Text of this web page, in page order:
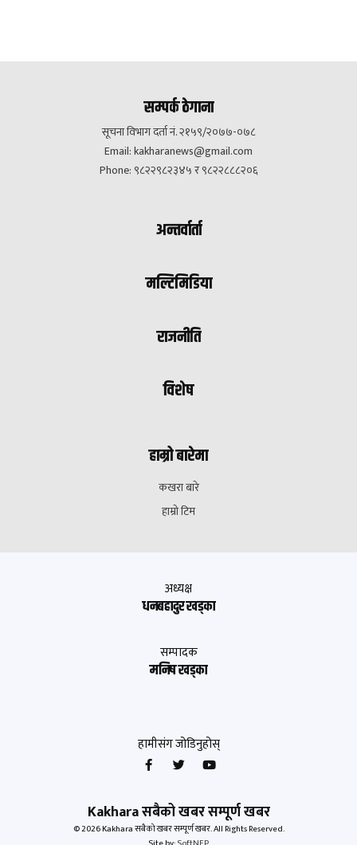
सम्पर्क ठेगाना
सूचना विभाग दर्ता नं. २१५९/२०७७-०७८
Email:kakharanews@gmail.com
Phone: ९८२२९८२३४५ र ९८२२८८८२०६
अन्तर्वार्ता
मल्टिमिडिया
राजनीति
विशेष
हाम्रो बारेमा
कखरा बारे
हाम्रो टिम
Kakhara सबैको खबर सम्पूर्ण खबर
© 2026 Kakhara सबैको खबर सम्पूर्ण खबर. All Rights Reserved.
अध्यक्ष
धनबहादुर खड्का
सम्पादक
मनिष खड्का
हामीसंग जोडिनुहोस्